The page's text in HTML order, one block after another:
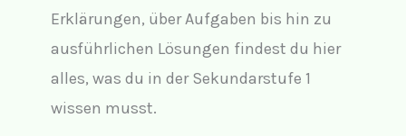
Erklärungen, über Aufgaben bis hin zu
ausführlichen Lösungen findest du hier
alles, was du in der Sekundarstufe 1
wissen musst.